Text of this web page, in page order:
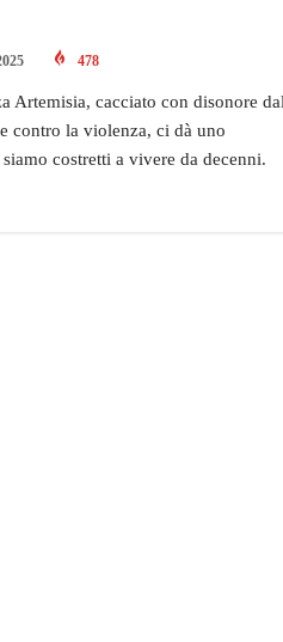
478
Artemisia, cacciato con disonore
contro la violenza, ci dà uno
costretti a vivere da decenni.